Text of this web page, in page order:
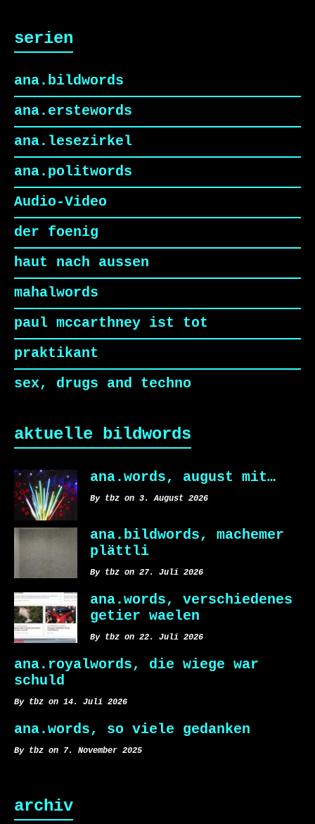
serien
ana.bildwords
ana.erstewords
ana.lesezirkel
ana.politwords
Audio-Video
der foenig
haut nach aussen
mahalwords
paul mccarthney ist tot
praktikant
sex, drugs and techno
aktuelle bildwords
ana.words, august mit…
By tbz on 3. August 2026
ana.bildwords, machemer
plättli
By tbz on 27. Juli 2026
ana.words, verschiedenes
getier waelen
By tbz on 22. Juli 2026
ana.royalwords, die wiege war
schuld
By tbz on 14. Juli 2026
ana.words, so viele gedanken
By tbz on 7. November 2025
archiv